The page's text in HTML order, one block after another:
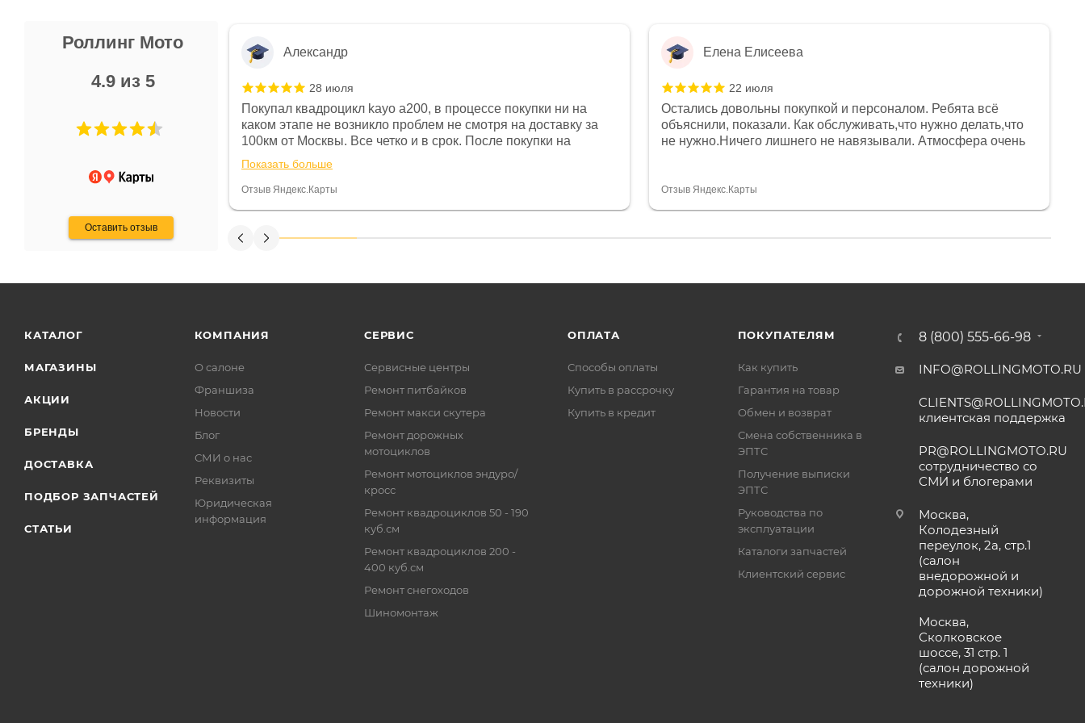
Роллинг Мото
4.9 из 5
Оставить отзыв
Не понравились условия
и дают только на год)
Александр
28 июля
Покупал квадроцикл kayo a200, в процессе покупки ни на
каком этапе не возникло проблем не смотря на доставку за
100км от Москвы. Все четко и в срок. После покупки на
спидометре всегда был 0, при этом представители магазина
постоянно были на связи и в итоге проблема была решена.
Считаю, что это говорит о небезразличии к клиенту после
Показать больше
Отзыв Яндекс.Карты
Елена Елисеева
22 июля
Остались довольны покупкой и персоналом. Ребята всё
объяснили, показали. Как обслуживать,что нужно делать,что
не нужно.Ничего лишнего не навязывали. Атмосфера очень
огромное спасибо Дмитрию, за клиентоориентированность и
Отзыв Яндекс.Карты
КАТАЛОГ
МАГАЗИНЫ
АКЦИИ
БРЕНДЫ
ДОСТАВКА
ПОДБОР ЗАПЧАСТЕЙ
СТАТЬИ
КОМПАНИЯ
О салоне
Франшиза
Новости
Блог
СМИ о нас
Реквизиты
Юридическая
информация
СЕРВИС
Сервисные центры
Ремонт питбайков
Ремонт макси скутера
Ремонт дорожных
мотоциклов
Ремонт мотоциклов эндуро/
кросс
Ремонт квадроциклов 50 - 190
куб.см
Ремонт квадроциклов 200 -
400 куб.см
Ремонт снегоходов
Шиномонтаж
ОПЛАТА
Способы оплаты
Купить в рассрочку
Купить в кредит
ПОКУПАТЕЛЯМ
Как купить
Гарантия на товар
Обмен и возврат
Смена собственника в
ЭПТС
Получение выписки
ЭПТС
Руководства по
эксплуатации
Каталоги запчастей
Клиентский сервис
8 (800) 555-66-98
INFO@ROLLINGMOTO.RU
клиентская поддержка
PR@ROLLINGMOTO.RU
сотрудничество со
СМИ и блогерами
Москва,
Колодезный
переулок, 2а, стр.1
(салон
внедорожной и
дорожной техники)
Москва,
Сколковское
шоссе, 31 стр. 1
(салон дорожной
техники)